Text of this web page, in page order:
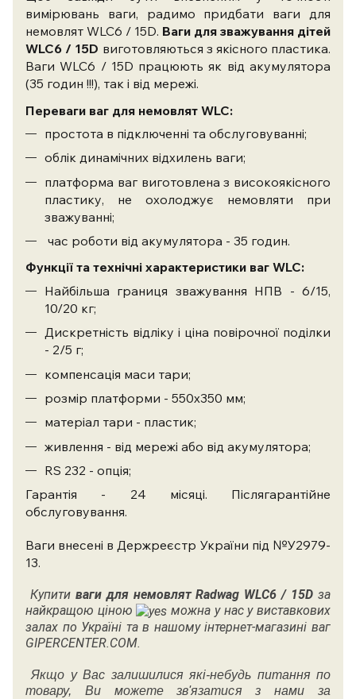
вимірювань ваги, радимо придбати ваги для
немовлят WLC6 / 15D. Ваги для зважування дітей
WLC6 / 15D виготовляються з якісного пластика.
Ваги WLC6 / 15D працюють як від акумулятора
(35 годин !!!), так і від мережі.
Переваги ваг для немовлят WLC:
простота в підключенні та обслуговуванні;
облік динамічних відхилень ваги;
платформа ваг виготовлена ​​з високоякісного
пластику, не охолоджує немовляти при
зважуванні;
час роботи від акумулятора - 35 годин.
Функції та технічні характеристики ваг WLC:
Найбільша границя зважування НПВ - 6/15,
10/20 кг;
Дискретність відліку і ціна повірочної поділки
- 2/5 г;
компенсація маси тари;
розмір платформи - 550х350 мм;
матеріал тари - пластик;
живлення - від мережі або від акумулятора;
RS 232 - опція;
Гарантія - 24 місяці. Післягарантійне
обслуговування.
Ваги внесені в Держреєстр України під №У2979-
13.
Купити ваги для немовлятRadwag WLC6 / 15D за
найкращою ціною
можна у нас у виставкових
залах по Україні та в нашому інтернет-магазині ваг
GIPERCENTER.COM.
Якщо у Вас залишилися які-небудь питання по
товару, Ви можете зв'язатися з нами за